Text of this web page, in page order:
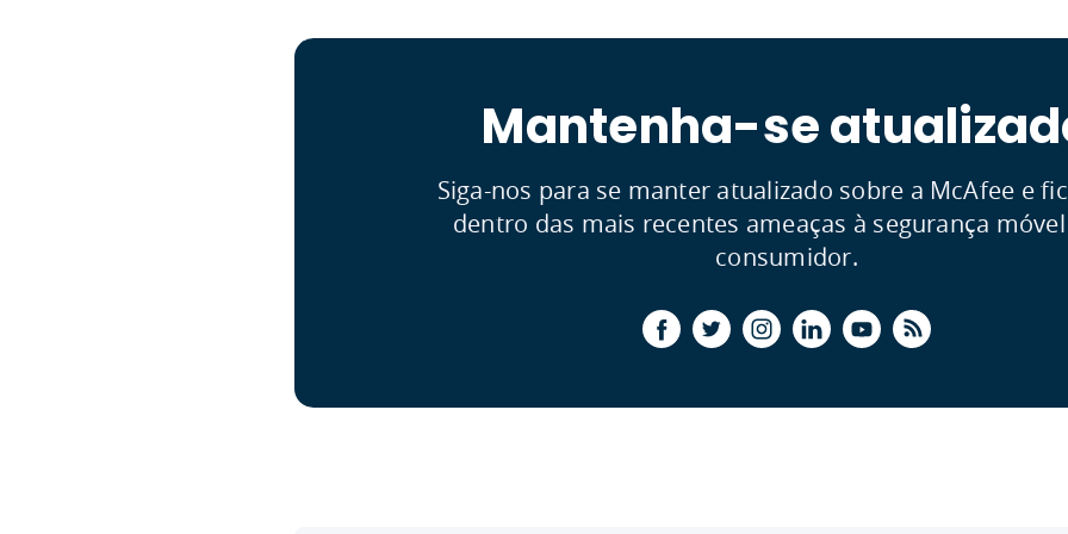
Mantenha-se
Siga-nos para se manter atualizado sobre a McAfee e
dentro das mais recentes ameaças à segurança
consumidor.